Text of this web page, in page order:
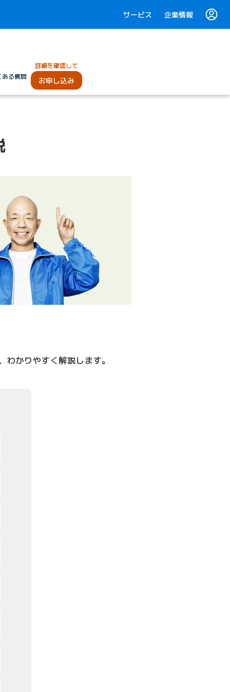
サービス 企業情報
ある質問
詳細を確認して
お申し込み
かりやすく解説します。